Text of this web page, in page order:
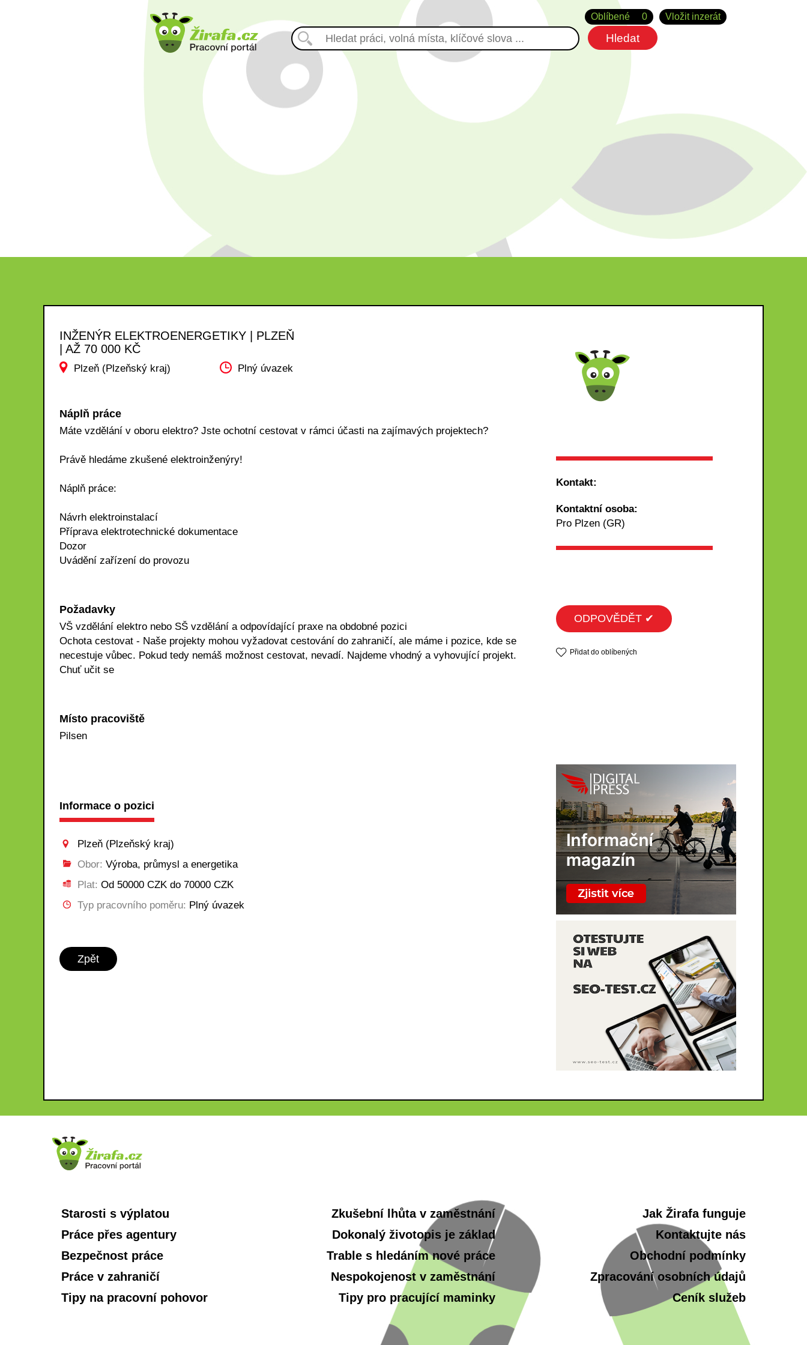
Vložit inzerát
Oblíbené 0
INŽENÝR ELEKTROENERGETIKY | PLZEŇ
| AŽ 70 000 KČ
Plzeň (Plzeňský kraj) Plný úvazek
Náplň práce
Máte vzdělání v oboru elektro? Jste ochotní cestovat v rámci účasti na zajímavých projektech?
Právě hledáme zkušené elektroinženýry!
Náplň práce:
Návrh elektroinstalací
Příprava elektrotechnické dokumentace
Dozor
Uvádění zařízení do provozu
Požadavky
VŠ vzdělání elektro nebo SŠ vzdělání a odpovídající praxe na obdobné pozici
Ochota cestovat - Naše projekty mohou vyžadovat cestování do zahraničí, ale máme i pozice, kde se
necestuje vůbec. Pokud tedy nemáš možnost cestovat, nevadí. Najdeme vhodný a vyhovující projekt.
Chuť učit se
Místo pracoviště
Pilsen
Informace o pozici
Plzeň (Plzeňský kraj)
Obor: Výroba, průmysl a energetika
Plat: Od 50000 CZK do 70000 CZK
Typ pracovního poměru: Plný úvazek
Zpět
Kontakt:
Kontaktní osoba:
Pro Plzen (GR)
ODPOVĚDĚT ✔
Přidat do oblíbených
Starosti s výplatou
Práce přes agentury
Bezpečnost práce
Práce v zahraničí
Tipy na pracovní pohovor
Zkušební lhůta v zaměstnání
Dokonalý životopis je základ
Trable s hledáním nové práce
Nespokojenost v zaměstnání
Tipy pro pracující maminky
Jak Žirafa funguje
Kontaktujte nás
Obchodní podmínky
Zpracování osobních údajů
Ceník služeb